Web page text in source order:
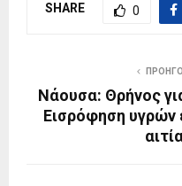
SHARE 0
Νάουσα: Θρήνος
Εισρόφηση υγρών